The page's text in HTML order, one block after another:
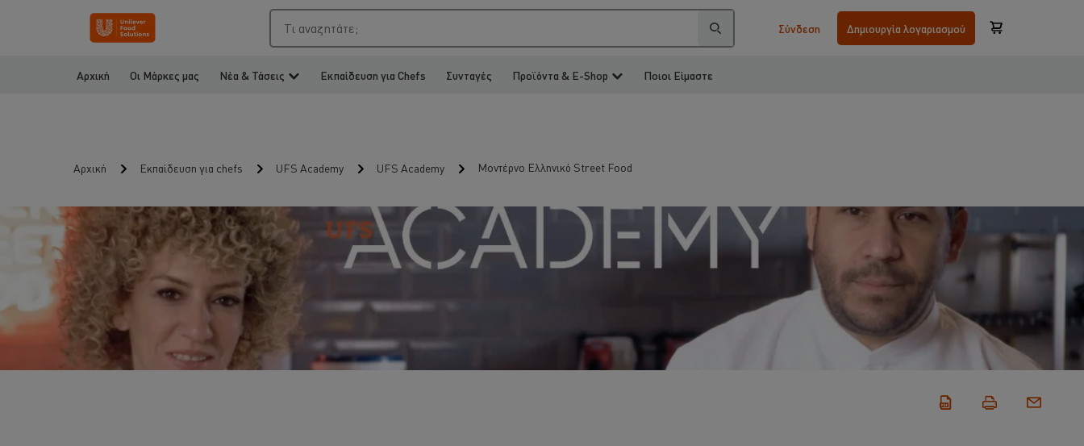
Τι αναζητάτε; Σύνδεση Δημιουργία λογαριασμού
Αρχική Οι Μάρκες μας Νέα & Τάσεις Εκπαίδευση για Chefs Συνταγές Προϊόντα & E-Shop Ποιοι Είμαστε
Αρχική Εκπαίδευση για chefs UFS Academy UFS Academy Μοντέρνο Ελληνικό Street Food